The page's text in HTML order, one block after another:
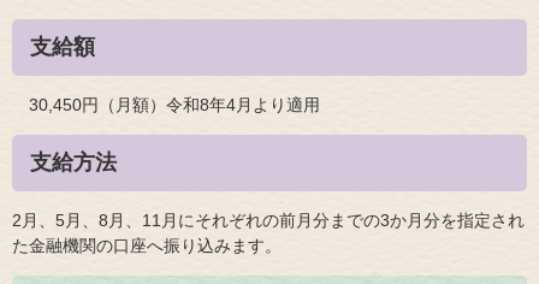
支給額
30,450円（月額）令和8年4月より適用
支給方法
2月、5月、8月、11月にそれぞれの前月分までの3か月分を指定され
た金融機関の口座へ振り込みます。